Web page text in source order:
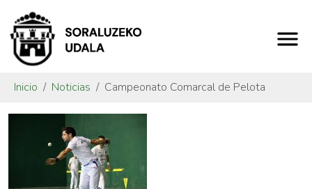
Inicio Noticias Campeonato Comarcal de Pelota